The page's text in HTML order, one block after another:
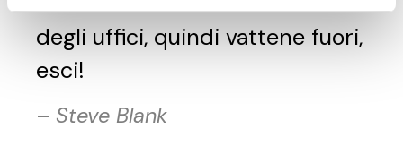
degli uffici, quindi vattene fuori,
esci!
– Steve Blank